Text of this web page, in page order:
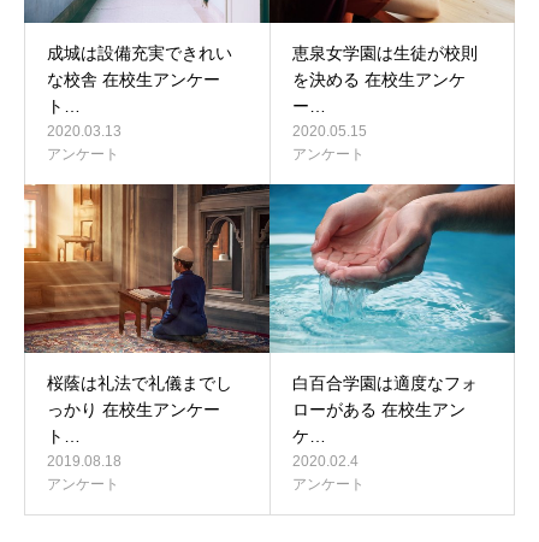
成城は設備充実できれい
な校舎 在校生アンケー
ト…
2020.03.13
アンケート
恵泉女学園は生徒が校則
を決める 在校生アンケ
ー…
2020.05.15
アンケート
桜蔭は礼法で礼儀までし
っかり 在校生アンケー
ト…
2019.08.18
アンケート
白百合学園は適度なフォ
ローがある 在校生アン
ケ…
2020.02.4
アンケート